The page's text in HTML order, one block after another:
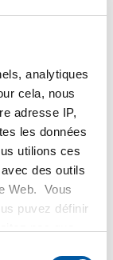
analytiques
cela, nous
adresse IP,
les données
utilions ces
des outils
Web. Vous
puvez définir
notre